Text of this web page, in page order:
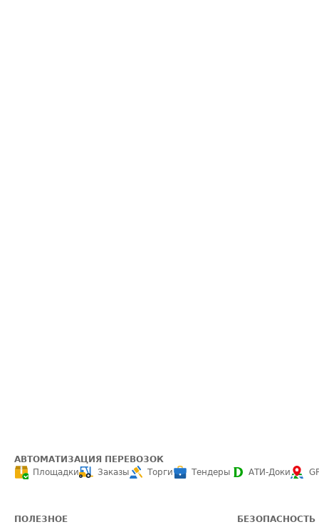
АВТОМАТИЗАЦИЯ ПЕРЕВОЗОК
Площадки
Заказы Торги Тендеры АТИ-Доки
ПОЛЕЗНОЕ БЕЗОПАСНОСТЬ